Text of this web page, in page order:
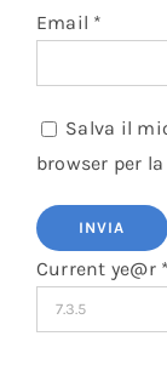
Email *
Salva il
browser per
Current ye@r *